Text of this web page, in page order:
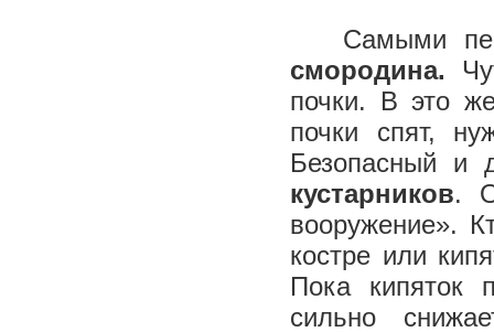
Самыми
смородина.
почки. В это
почки спят,
Безопасный и
кустарников.
вооружение».
костре или
Пока кипяток
сильно